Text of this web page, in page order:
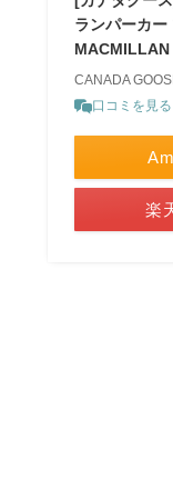
ランパーカ
CANADA
口コミを見る
楽